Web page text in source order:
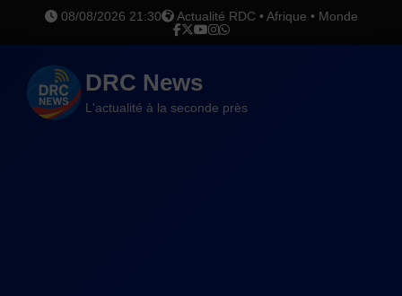
08/08/2026 21:30 Actualité RDC • Afrique • Monde
DRC News
L'actualité à la seconde près